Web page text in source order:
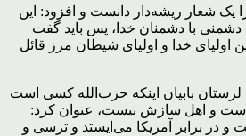
یک شعار ریشه‌دار دانست و افزود: این
دشمنی با دشمنان خدا، پس باید گفت
اولیای خدا و اولیای شیطان مرز قائل
لرستان بابیان اینکه حزب‌الله کسی است
و اهل سازش نیست، عنوان کرد:
و در برابر آمریکا می‌ایستد و ترسی و